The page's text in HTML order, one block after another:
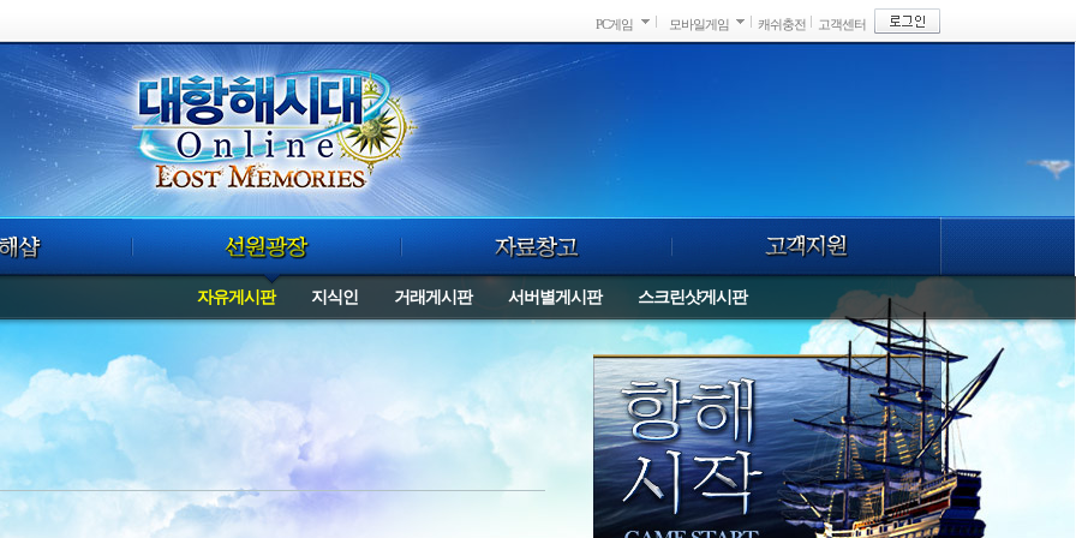
PC게임 모바일게임 캐쉬충전 고객센터
자유게시판 지식인 거래게시판 서버별게시판 스크린샷게시판